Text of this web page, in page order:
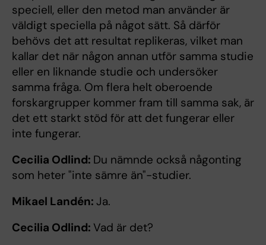
speciell, eller den metod man använder är
väldigt speciella på något sätt. Så därför
behövs det att resultat replikeras, vilket man
kallar det när någon annan utför samma studie
eller en liknande studie och undersöker
samma fråga. Om flera helt oberoende
forskargrupper kommer fram till samma sak, är
det ett starkt stöd för att det fungerar eller
inte fungerar.
Cecilia Odlind: Du nämnde också någonting
som heter "inte sämre än"-studier.
Mikael Landén: Ja.
Cecilia Odlind: Vad är det?